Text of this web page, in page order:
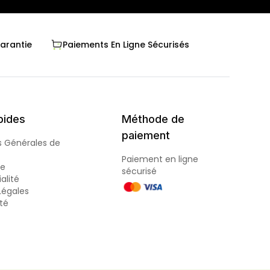
Paiements En Ligne Sécurisés
Générales de
Méthode de
paiement
Paiement en ligne
sécurisé